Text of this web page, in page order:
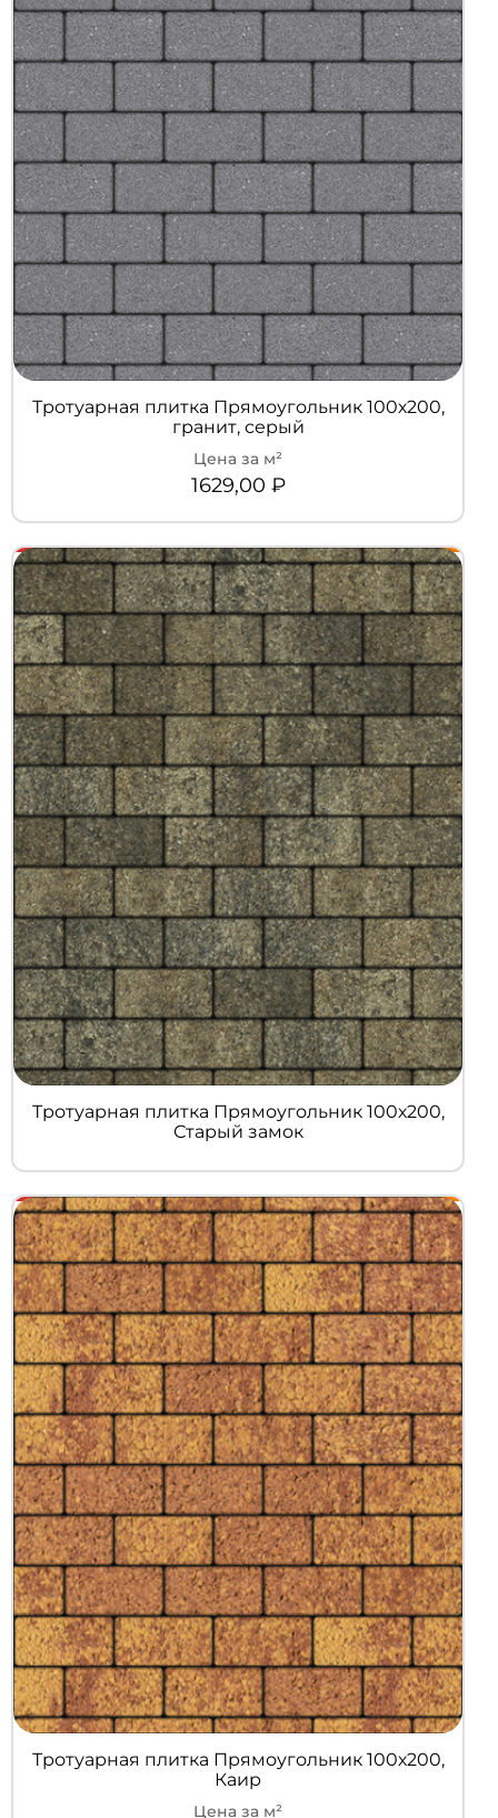
Тротуарная плитка Прямоугольник 100х200,
гранит, серый
1629,00 ₽
Тротуарная плитка Прямоугольник 100х200,
Старый замок
Тротуарная плитка Прямоугольник 100х200,
Каир